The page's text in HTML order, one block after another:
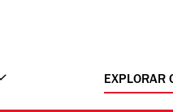
EXPLORAR